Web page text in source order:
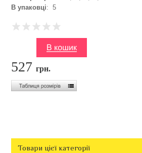
В упаковці: 5
527грн.
Товари цієї категорії